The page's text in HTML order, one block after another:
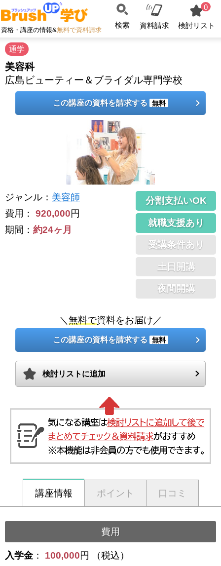
資格・講座の情報&無料で資料請求
検索 資料請求
0
検討リスト
通学
美容科
広島ビューティー＆ブライダル専門学校
この講座の資料を請求する 無料
ジャンル ： 美容師
費用： 920,000円
期間： 約24ヶ月
分割支払いOK
就職支援あり
受講条件あり
土日開講
夜間開講
＼ 無料で資料をお届け／
この講座の資料を請求する 無料
検討リストに追加
講座情報 ポイント 口コミ
費用
入学金 ： 100,000円 （税込）